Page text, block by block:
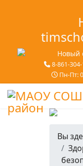
8-861-
Пн-Пт:
Вы